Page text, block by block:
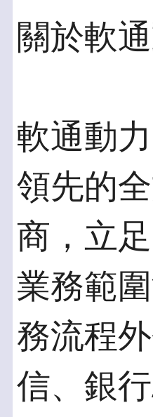
關於軟
軟通動
領先的
商，立
業務範
務流程
信、銀